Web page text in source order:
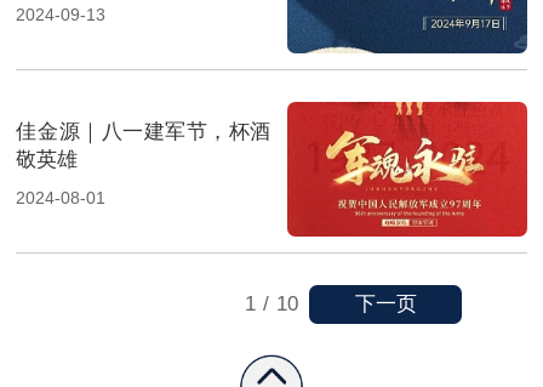
2024-09-13
佳金源｜八一建军节，杯酒
敬英雄​
2024-08-01
1 / 10 下一页